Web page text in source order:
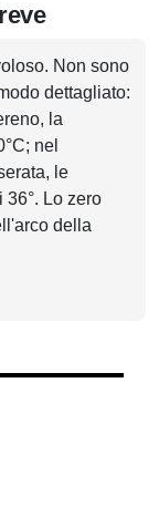
Non sono
dettagliato:
la
nel
le
Lo zero
della